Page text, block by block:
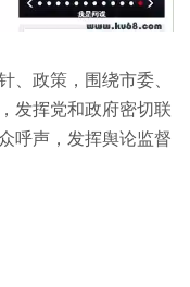
政策，围绕市委、
发挥党和政府密切联
呼声，发挥舆论监督